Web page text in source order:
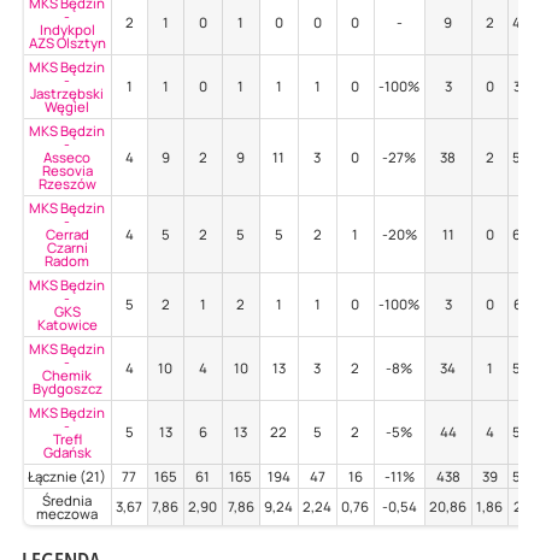
-
Indykpol
AZS Olsztyn
2 1 0 1 0 0 0 - 9 2
MKS Będzin
-
Jastrzębski
Węgiel
1 1 0 1 1 1 0 -100% 3 0 33%
MKS Będzin
-
Asseco
Resovia
Rzeszów
4 9 2 9 11 3 0 -27% 38 2
MKS Będzin
-
Cerrad
Czarni
Radom
4 5 2 5 5 2 1 -20% 11 0
MKS Będzin
-
GKS
Katowice
5 2 1 2 1 1 0 -100% 3 0 67%
MKS Będzin
-
Chemik
Bydgoszcz
4 10 4 10 13 3 2 -8% 34 1
MKS Będzin
-
Trefl
Gdańsk
5 13 6 13 22 5 2 -5% 44 4
Łącznie (21) 77 165 61 165 194 47 16 -11% 438 39
Średnia
meczowa 3,67 7,86 2,90 7,86 9,24 2,24 0,76 -0,54 20,86 1,86 2,38